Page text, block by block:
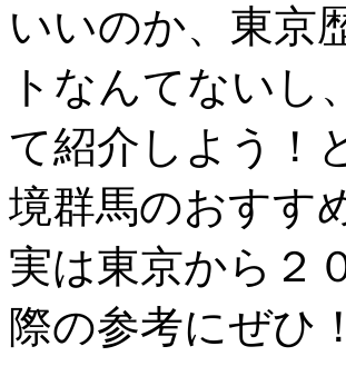
いいのか、東京
トなんてないし
て紹介しよう！
境群馬のおすす
実は東京から２
際の参考にぜひ！